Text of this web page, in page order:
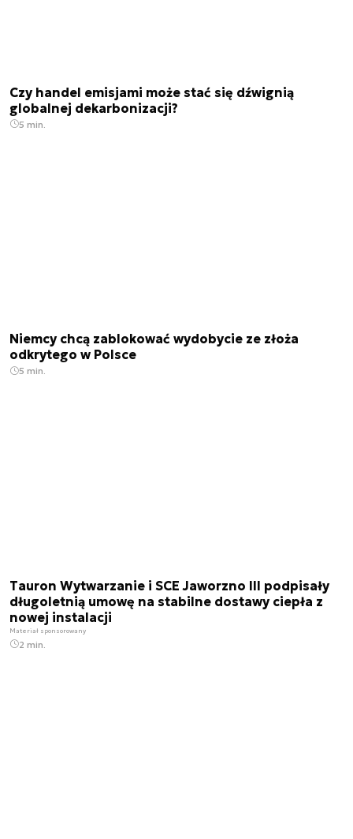
Czy handel emisjami może stać się dźwignią
globalnej dekarbonizacji?
5 min.
Niemcy chcą zablokować wydobycie ze złoża
odkrytego w Polsce
5 min.
Tauron Wytwarzanie i SCE Jaworzno III podpisały
długoletnią umowę na stabilne dostawy ciepła z
nowej instalacji
Materiał sponsorowany
2 min.